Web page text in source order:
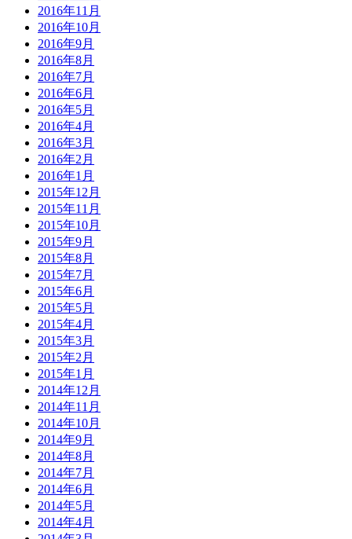
2016年11月
2016年10月
2016年9月
2016年8月
2016年7月
2016年6月
2016年5月
2016年4月
2016年3月
2016年2月
2016年1月
2015年12月
2015年11月
2015年10月
2015年9月
2015年8月
2015年7月
2015年6月
2015年5月
2015年4月
2015年3月
2015年2月
2015年1月
2014年12月
2014年11月
2014年10月
2014年9月
2014年8月
2014年7月
2014年6月
2014年5月
2014年4月